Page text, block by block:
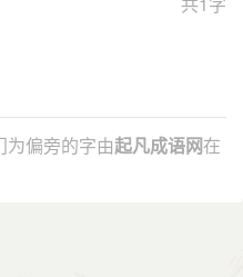
为偏旁的字由起凡成语网在